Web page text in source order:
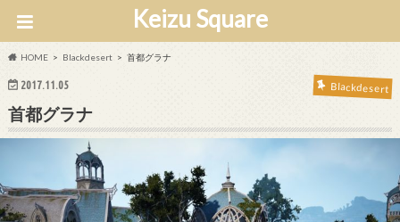
Keizu Square
HOME Blackdesert 首都グラナ
2017.11.05 Blackdesert
首都グラナ